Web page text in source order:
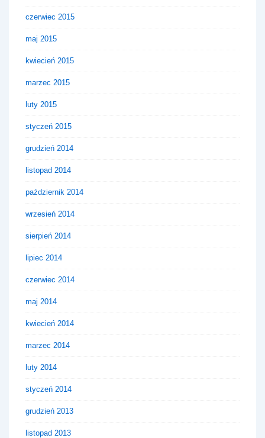
czerwiec 2015
maj 2015
kwiecień 2015
marzec 2015
luty 2015
styczeń 2015
grudzień 2014
listopad 2014
październik 2014
wrzesień 2014
sierpień 2014
lipiec 2014
czerwiec 2014
maj 2014
kwiecień 2014
marzec 2014
luty 2014
styczeń 2014
grudzień 2013
listopad 2013